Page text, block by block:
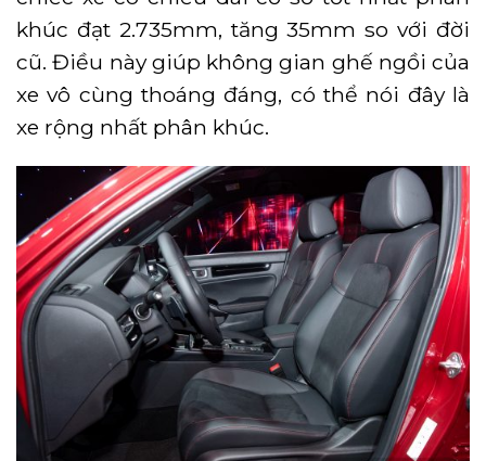
khúc đạt 2.735mm, tăng 35mm so với đời
cũ. Điều này giúp không gian ghế ngồi của
xe vô cùng thoáng đáng, có thể nói đây là
xe rộng nhất phân khúc.